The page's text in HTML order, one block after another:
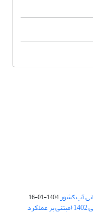
آب کشور1404-01-16
کسب رتبه الف مجلات علمی پژوهشی در ارزیابی 1402 (مبتنی بر عملکرد